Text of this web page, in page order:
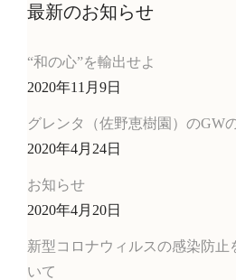
最新のお知らせ
“和の心”を輸出せよ
2020年11月9日
グレンタ（佐野恵樹園）のGW
2020年4月24日
お知らせ
2020年4月20日
新型コロナウィルスの感染防止
いて